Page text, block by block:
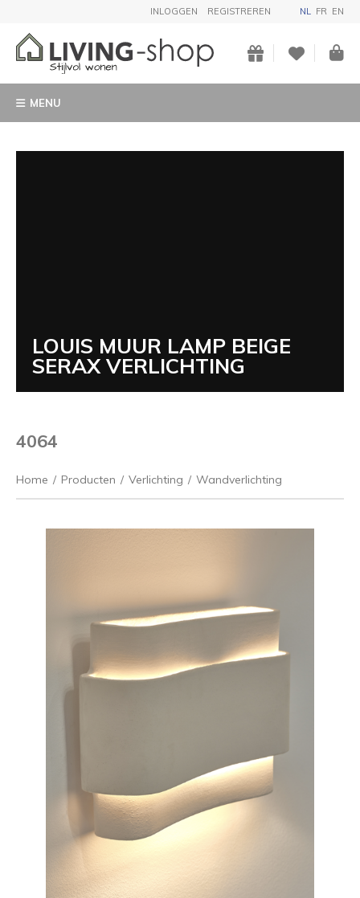
INLOGGEN REGISTREREN NL FR EN
MENU
LOUIS MUUR LAMP BEIGE
SERAX VERLICHTING
4064
Home / Producten / Verlichting / Wandverlichting